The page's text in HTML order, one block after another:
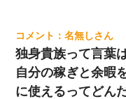
名無し
独身貴族って言葉
自分の稼ぎと余暇
に使えるってどん